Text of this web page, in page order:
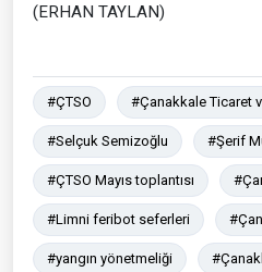
(ERHAN TAYLAN)
#ÇTSO #Çanakkale Ticaret
#Selçuk Semizoğlu #Şerif
#ÇTSO Mayıs toplantısı
#Limni feribot seferleri
#yangın yönetmeliği